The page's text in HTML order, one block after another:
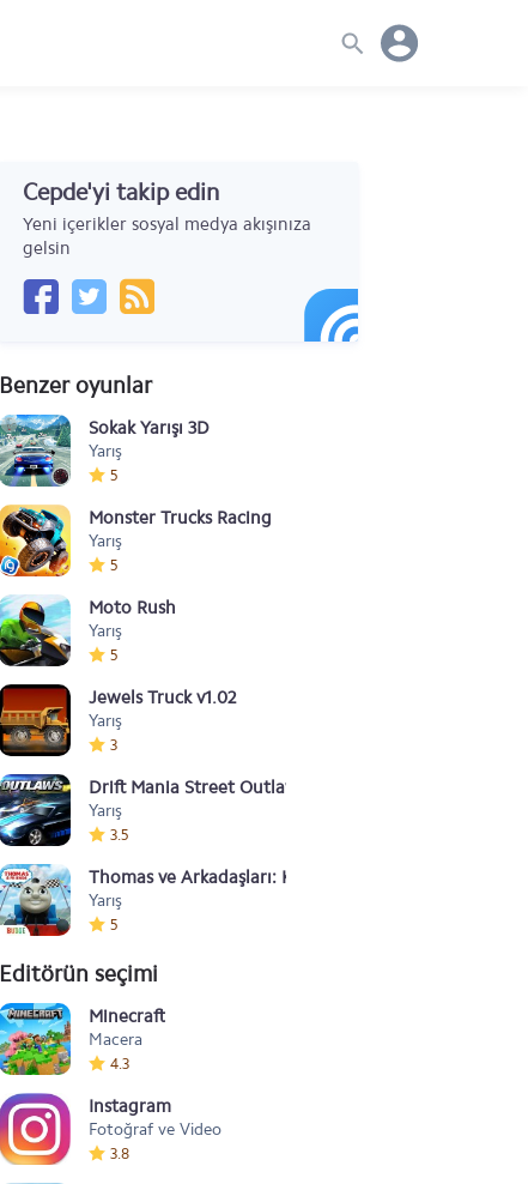
Cepde'yi takip edin
Yeni içerikler sosyal medya akışınıza
gelsin
Benzer oyunlar
Sokak Yarışı 3D
Yarış
5
Monster Trucks Racing
Yarış
5
Moto Rush
Yarış
5
Jewels Truck v1.02
Yarış
3
Drift Mania Street Outlaws v1.04
Yarış
3.5
Thomas ve Arkadaşları: Koş Koş
Yarış
5
Editörün seçimi
Minecraft
Macera
4.3
Instagram
Fotoğraf ve Video
3.8